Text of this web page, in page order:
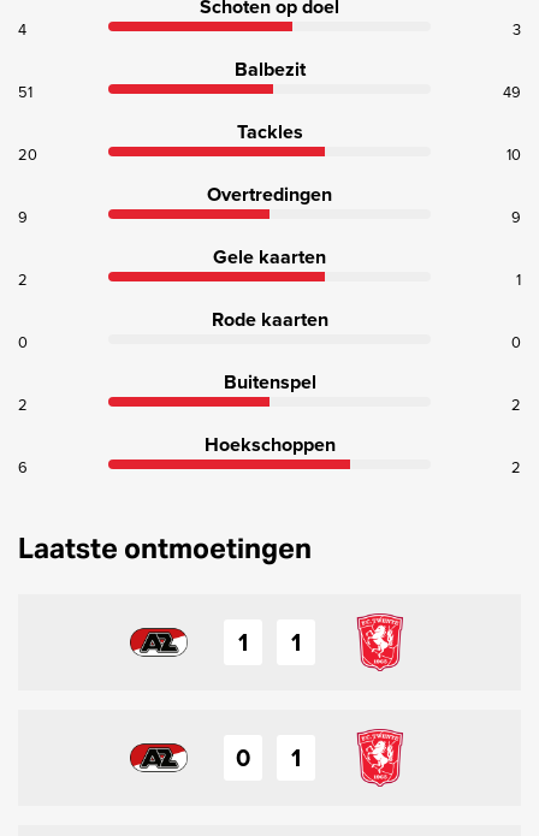
Schoten op doel
4 3
Balbezit
51 49
Tackles
20 10
Overtredingen
9 9
Gele kaarten
2 1
Rode kaarten
0 0
Buitenspel
2 2
Hoekschoppen
6 2
Laatste ontmoetingen
1 1
0 1